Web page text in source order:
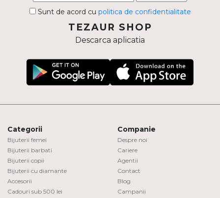
Sunt de acord cu politica de confidentialitate
TEZAUR SHOP
Descarca aplicatia
Categorii
Bijuterii femei
Bijuterii barbati
Bijuterii copii
Bijuterii cu diamante
Accesorii
Cadouri sub 500 lei
Companie
Despre noi
Cariere
Agentii
Contact
Blog
Campanii